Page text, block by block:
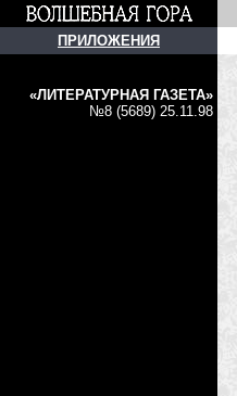
ПРИЛОЖЕНИЯ
«ЛИТЕРАТУРНАЯ ГАЗЕТА»
№8 (5689) 25.11.98